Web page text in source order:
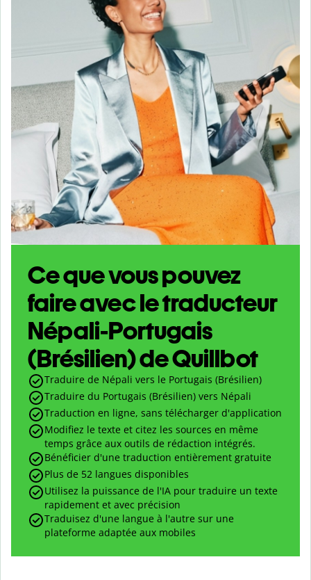
Ce que vous pouvez
faire avec le traducteur
Népali-Portugais
(Brésilien) de Quillbot
Traduire de Népali vers le Portugais (Brésilien)
Traduire du Portugais (Brésilien) vers Népali
Traduction en ligne, sans télécharger d'application
Modifiez le texte et citez les sources en même
temps grâce aux outils de rédaction intégrés.
Bénéficier d'une traduction entièrement gratuite
Plus de 52 langues disponibles
Utilisez la puissance de l'IA pour traduire un texte
rapidement et avec précision
Traduisez d'une langue à l'autre sur une
plateforme adaptée aux mobiles